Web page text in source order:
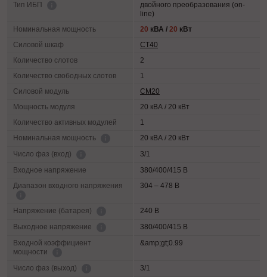
Тип ИБП
двойного преобразования (on-
line)
Номинальная мощность
20 кВА / 20 кВт
Силовой шкаф
СТ40
Количество слотов
2
Количество свободных слотов
1
Силовой модуль
СМ20
Мощность модуля
20 кВА / 20 кВт
Количество активных модулей
1
Номинальная мощность
20 кВА / 20 кВт
Число фаз (вход)
3/1
Входное напряжение
380/400/415 В
Диапазон входного напряжения
304 – 478 В
Напряжение (батарея)
240 В
Выходное напряжение
380/400/415 В
Входной коэффициент
мощности
&amp;gt;0.99
Число фаз (выход)
3/1